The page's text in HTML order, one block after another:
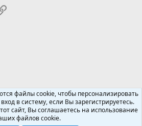
почта
Ссылка
файлы cookie, чтобы персонализировать
в систему, если Вы зарегистрируетесь.
сайт, Вы соглашаетесь на использование
файлов cookie.